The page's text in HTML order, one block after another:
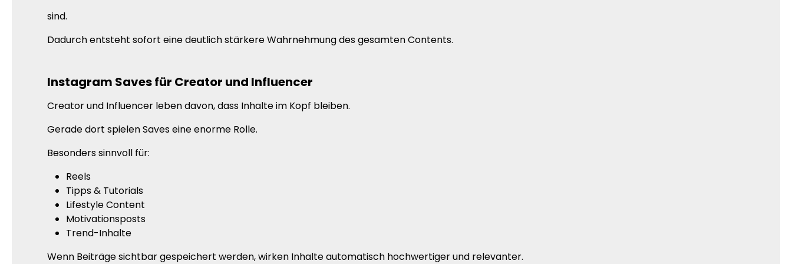
sind.
Dadurch entsteht sofort eine deutlich stärkere Wahrnehmung des gesamten Contents.
Instagram Saves für Creator und Influencer
Creator und Influencer leben davon, dass Inhalte im Kopf bleiben.
Gerade dort spielen Saves eine enorme Rolle.
Besonders sinnvoll für:
Reels
Tipps & Tutorials
Lifestyle Content
Motivationsposts
Trend-Inhalte
Wenn Beiträge sichtbar gespeichert werden, wirken Inhalte automatisch hochwertiger und relevanter.